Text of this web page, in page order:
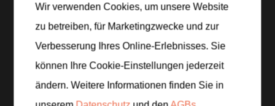
Zur Einkaufsliste hinzufügen
Zubereitung
Schritt 1/5
Wir verwenden Cookies, um unsere Website
zu betreiben, für Marketingzwecke und zur
Verbesserung Ihres Online-Erlebnisses. Sie
können Ihre Cookie-Einstellungen jederzeit
ändern. Weitere Informationen finden Sie in